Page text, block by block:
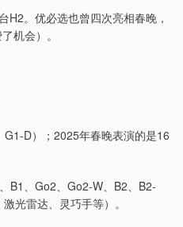
H2。优必选也曾四次亮相春晚，
机会）。
D）；2025年春晚表演的是16
B1、Go2、Go2-W、B2、B2-
光雷达、灵巧手等）。